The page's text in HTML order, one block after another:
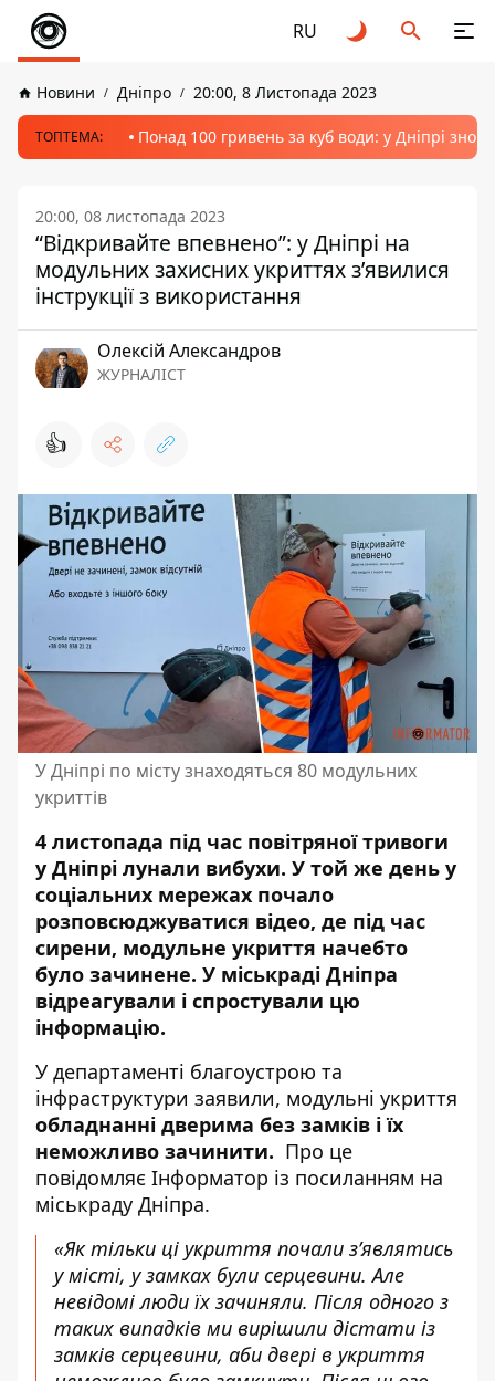
RU
Новини Дніпро 20:00, 8 Листопада 2023
ТОПТЕМА: Понад 100 гривень за куб води: у Дніпрі
20:00, 08 листопада 2023
“Відкривайте впевнено”: у Дніпрі на
модульних захисних укриттях з’явилися
інструкції з використання
Олексій Александров
ЖУРНАЛІСТ
👍
У Дніпрі по місту знаходяться 80 модульних
укриттів
4 листопада під час повітряної тривоги
у Дніпрі лунали вибухи. У той же день у
соціальних мережах почало
розповсюджуватися відео, де під час
сирени, модульне укриття начебто
було зачинене. У міськраді Дніпра
відреагували і спростували цю
інформацію.
У департаменті благоустрою та
інфраструктури заявили, модульні укриття
обладнанні дверима без замків і їх
неможливо зачинити. Про це
повідомляє Інформатор із посиланням на
міськраду Дніпра.
«Як тільки ці укриття почали з’являтись
у місті, у замках були серцевини. Але
невідомі люди їх зачиняли. Після одного з
таких випадків ми вирішили дістати із
замків серцевини, аби двері в укриття